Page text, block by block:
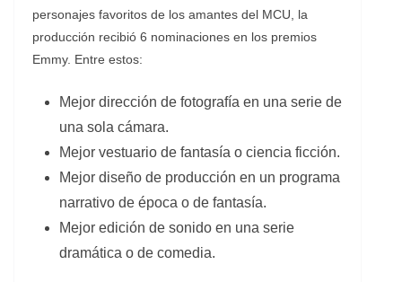
personajes favoritos de los amantes del MCU, la
producción recibió 6 nominaciones en los premios
Emmy. Entre estos:
Mejor dirección de fotografía en una serie de
una sola cámara.
Mejor vestuario de fantasía o ciencia ficción.
Mejor diseño de producción en un programa
narrativo de época o de fantasía.
Mejor edición de sonido en una serie
dramática o de comedia.